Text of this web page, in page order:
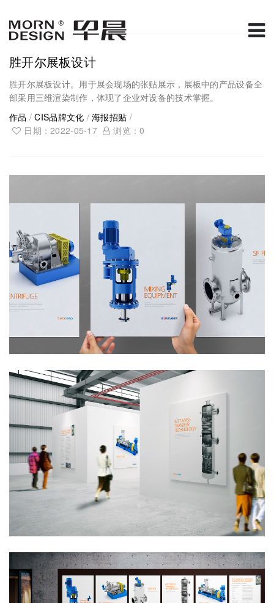
胜开尔展板设计
胜开尔展板设计。用于展会现场的张贴展示，展板中的产品设备全
部采用三维渲染制作，体现了企业对设备的技术掌握。
作品 /CIS品牌文化 /海报招贴 /
日期：2022-05-17
浏览：0